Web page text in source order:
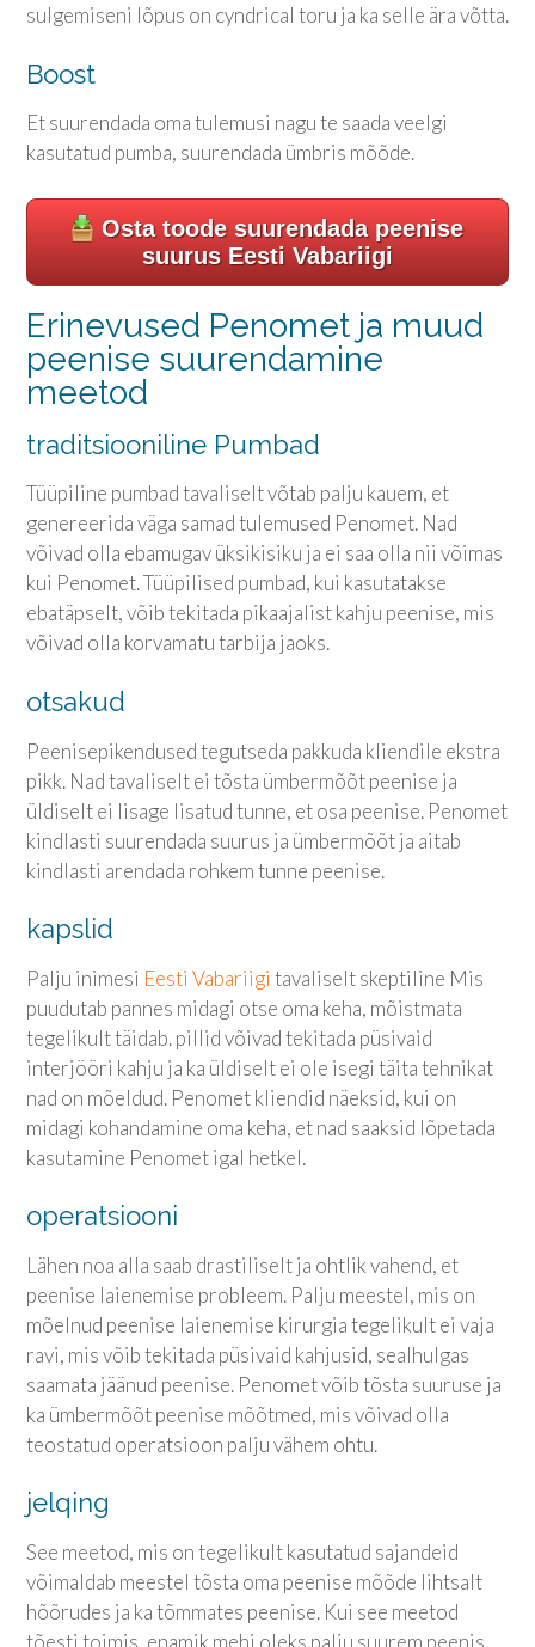
sulgemiseni lõpus on cyndrical toru ja ka selle ära võtta.
Boost
Et suurendada oma tulemusi nagu te saada veelgi
kasutatud pumba, suurendada ümbris mõõde.
Osta toode suurendada peenise
suurus Eesti Vabariigi
Erinevused Penomet ja muud
peenise suurendamine
meetod
traditsiooniline Pumbad
Tüüpiline pumbad tavaliselt võtab palju kauem, et
genereerida väga samad tulemused Penomet. Nad
võivad olla ebamugav üksikisiku ja ei saa olla nii võimas
kui Penomet. Tüüpilised pumbad, kui kasutatakse
ebatäpselt, võib tekitada pikaajalist kahju peenise, mis
võivad olla korvamatu tarbija jaoks.
otsakud
Peenisepikendused tegutseda pakkuda kliendile ekstra
pikk. Nad tavaliselt ei tõsta ümbermõõt peenise ja
üldiselt ei lisage lisatud tunne, et osa peenise. Penomet
kindlasti suurendada suurus ja ümbermõõt ja aitab
kindlasti arendada rohkem tunne peenise.
kapslid
Palju inimesi Eesti Vabariigi tavaliselt skeptiline Mis
puudutab pannes midagi otse oma keha, mõistmata
tegelikult täidab. pillid võivad tekitada püsivaid
interjööri kahju ja ka üldiselt ei ole isegi täita tehnikat
nad on mõeldud. Penomet kliendid näeksid, kui on
midagi kohandamine oma keha, et nad saaksid lõpetada
kasutamine Penomet igal hetkel.
operatsiooni
Lähen noa alla saab drastiliselt ja ohtlik vahend, et
peenise laienemise probleem. Palju meestel, mis on
mõelnud peenise laienemise kirurgia tegelikult ei vaja
ravi, mis võib tekitada püsivaid kahjusid, sealhulgas
saamata jäänud peenise. Penomet võib tõsta suuruse ja
ka ümbermõõt peenise mõõtmed, mis võivad olla
teostatud operatsioon palju vähem ohtu.
jelqing
See meetod, mis on tegelikult kasutatud sajandeid
võimaldab meestel tõsta oma peenise mõõde lihtsalt
hõõrudes ja ka tõmmates peenise. Kui see meetod
tõesti toimis, enamik mehi oleks palju suurem peenis